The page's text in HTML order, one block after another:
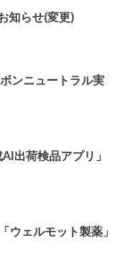
知らせ(変更)
ンニュートラル実
出荷検品アプリ」
ウェルモット製薬」